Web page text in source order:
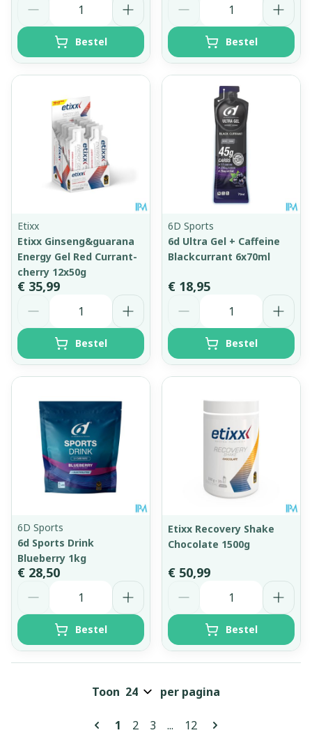
Bestel Bestel
Etixx
Etixx Ginseng&guarana
Energy Gel Red Currant-
cherry 12x50g
€ 35,99
Bestel
6D Sports
6d Ultra Gel + Caffeine
Blackcurrant 6x70ml
€ 18,95
Bestel
6D Sports
6d Sports Drink
Blueberry 1kg
€ 28,50
Bestel
Etixx Recovery Shake
Chocolate 1500g
€ 50,99
Bestel
Pagina's
U lees momenteel pagina
1 Pagina
2 Pagina
3 ... Pagina
12
Toon per pagina